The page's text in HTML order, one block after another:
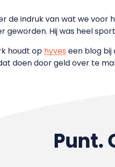
de indruk van wat we voor
geworden. Hij was heel
houdt op hyves een blog bij
doen door geld over te
Punt.